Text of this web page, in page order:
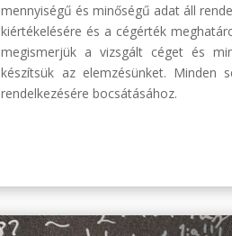
mennyiségű és minőségű adat áll
kiértékelésére és a cégérték
megismerjük a vizsgált céget és
készítsük az elemzésünket. Minden
rendelkezésére bocsátásához.